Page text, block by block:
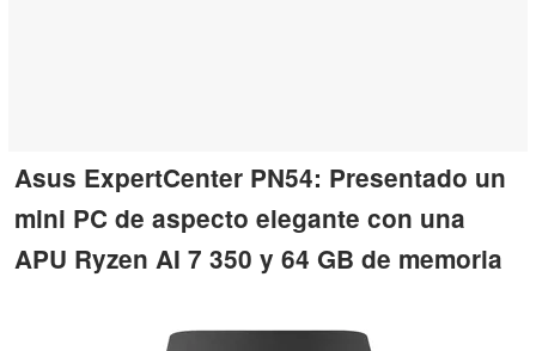
Asus ExpertCenter PN54: Presentado un
mini PC de aspecto elegante con una
APU Ryzen AI 7 350 y 64 GB de memoria